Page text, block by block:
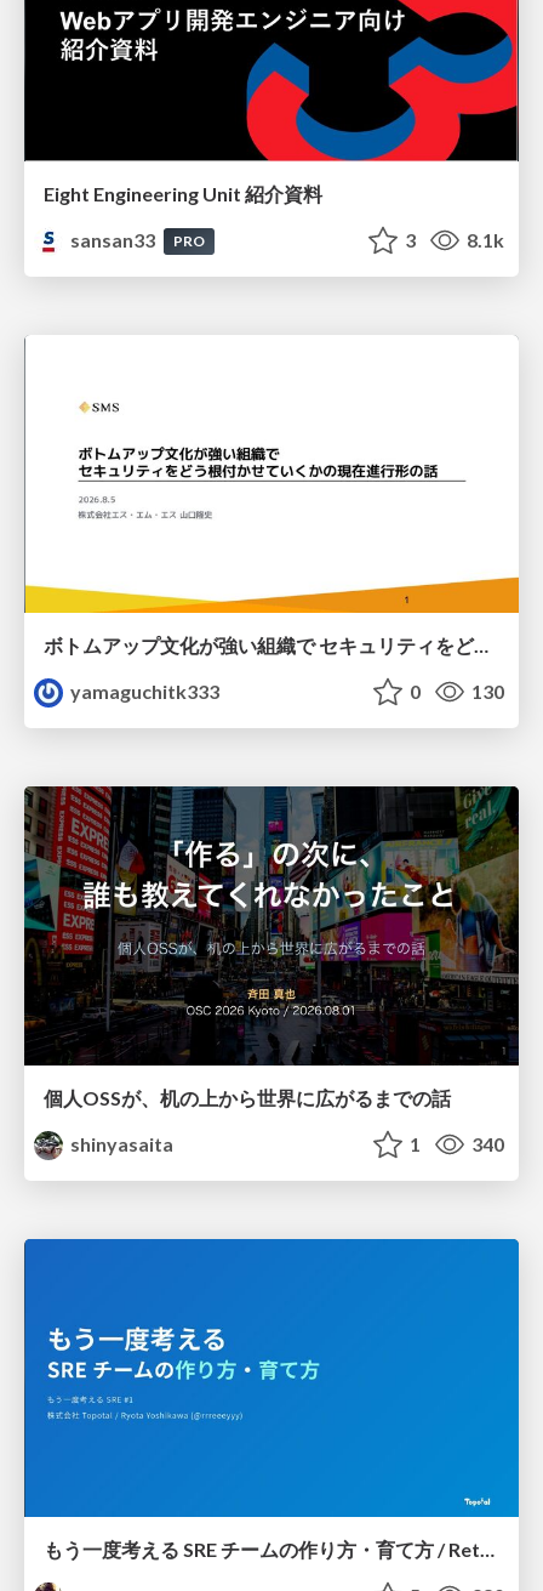
Eight Engineering Unit 紹介資料
sansan33
PRO 3 8.1k
ボトムアップ文化が強い組織で セキュリティをどう根付かせていくかの現在進行形の話 / Making Security Stick in a Bottom-Up Organization
yamaguchitk333
0 130
個人OSSが、机の上から世界に広がるまでの話
shinyasaita
1 340
もう一度考える SRE チームの作り方・育て方 / Rethinking SRE #1: Building and Growing SRE Teams